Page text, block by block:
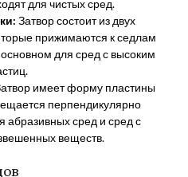
для чистых сред.
Затвор состоит из двух
прижимаются к седлам
для сред с высоким
имеет форму пластины
перпендикулярно
абразивных сред и сред с
веществ.